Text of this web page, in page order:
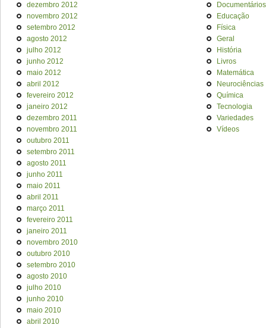
dezembro 2012
novembro 2012
setembro 2012
agosto 2012
julho 2012
junho 2012
maio 2012
abril 2012
fevereiro 2012
janeiro 2012
dezembro 2011
novembro 2011
outubro 2011
setembro 2011
agosto 2011
junho 2011
maio 2011
abril 2011
março 2011
fevereiro 2011
janeiro 2011
novembro 2010
outubro 2010
setembro 2010
agosto 2010
julho 2010
junho 2010
maio 2010
abril 2010
Documentários
Educação
Física
Geral
História
Livros
Matemática
Neurociências
Química
Tecnologia
Variedades
Vídeos